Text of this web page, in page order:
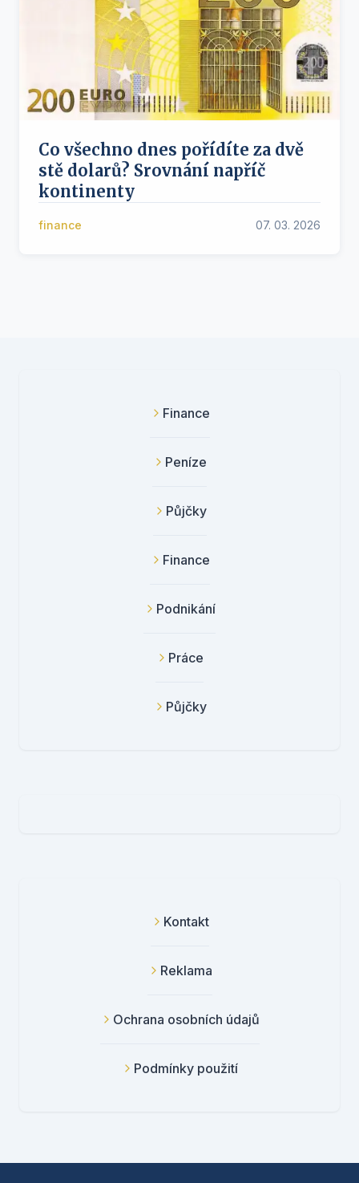
Co všechno dnes pořídíte za dvě
stě dolarů? Srovnání napříč
kontinenty
finance 07. 03. 2026
Finance
Peníze
Půjčky
Finance
Podnikání
Práce
Půjčky
Kontakt
Reklama
Ochrana osobních údajů
Podmínky použití